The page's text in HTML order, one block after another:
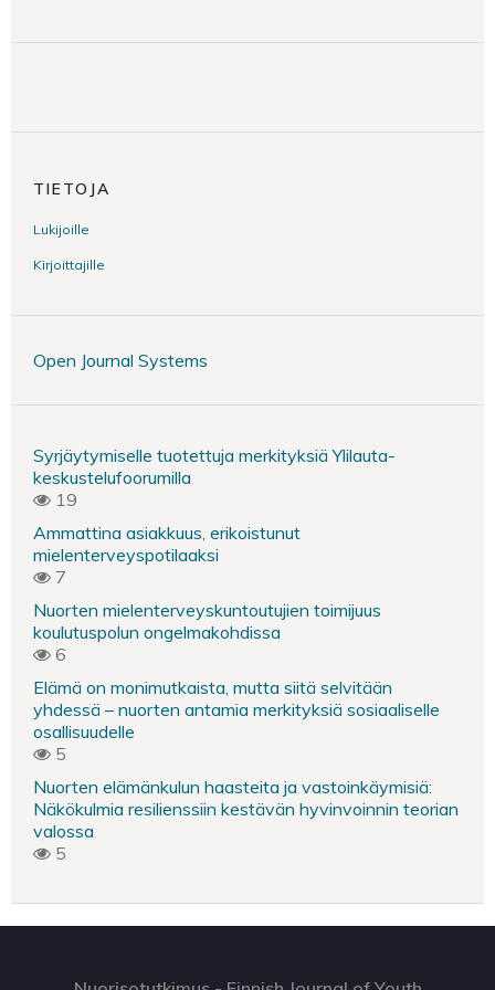
TIETOJA
Lukijoille
Kirjoittajille
Open Journal Systems
Syrjäytymiselle tuotettuja merkityksiä Ylilauta-
keskustelufoorumilla
19
Ammattina asiakkuus, erikoistunut
mielenterveyspotilaaksi
7
Nuorten mielenterveyskuntoutujien toimijuus
koulutuspolun ongelmakohdissa
6
Elämä on monimutkaista, mutta siitä selvitään
yhdessä – nuorten antamia merkityksiä sosiaaliselle
osallisuudelle
5
Nuorten elämänkulun haasteita ja vastoinkäymisiä:
Näkökulmia resilienssiin kestävän hyvinvoinnin teorian
valossa
5